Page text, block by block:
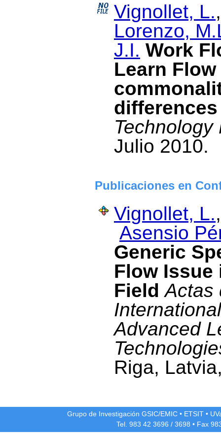
Vignollet, L.
Lorenzo,
J.I. Work
Learn
differences
Technology
Julio 2010.
Publicaciones en
Vignollet, L.
Asensio
Generic
Flow Issue
Field Actas
Advanced
Riga,
Grupo de Investigación GSIC/EMIC • ETSIT •
Tel. 983 42 3696 / 3698 • Fax